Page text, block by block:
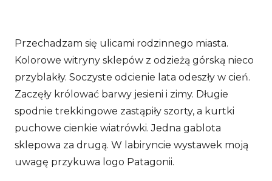
Przechadzam się ulicami rodzinnego miasta.
Kolorowe witryny sklepów z odzieżą górską nieco
przyblakły. Soczyste odcienie lata odeszły w cień.
Zaczęły królować barwy jesieni i zimy. Długie
spodnie trekkingowe zastąpiły szorty, a kurtki
puchowe cienkie wiatrówki. Jedna gablota
sklepowa za drugą. W labiryncie wystawek moją
uwagę przykuwa logo Patagonii.